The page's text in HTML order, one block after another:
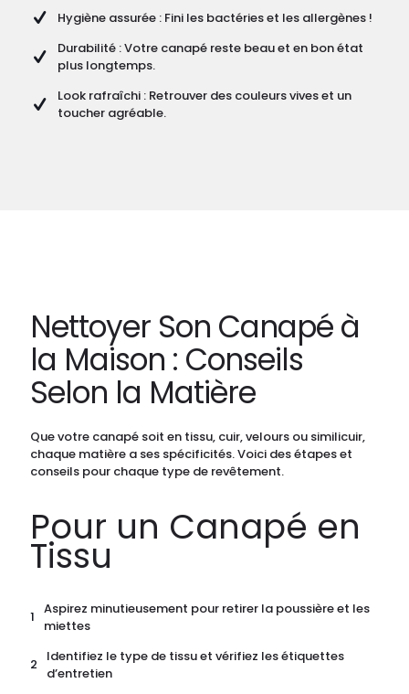
Hygiène assurée : Fini les bactéries et les allergènes !
Durabilité : Votre canapé reste beau et en bon état
plus longtemps.
Look rafraîchi : Retrouver des couleurs vives et un
toucher agréable.
Nettoyer Son Canapé à
la Maison : Conseils
Selon la Matière
Que votre canapé soit en tissu, cuir, velours ou similicuir,
chaque matière a ses spécificités. Voici des étapes et
conseils pour chaque type de revêtement.
Pour un Canapé en
Tissu
Aspirez minutieusement pour retirer la poussière et les
miettes
Identifiez le type de tissu et vérifiez les étiquettes
d’entretien